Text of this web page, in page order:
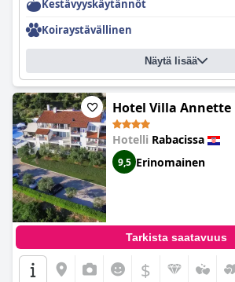
Kestävyyskäytännöt
Koiraystävällinen
Näytä lisää
Hotel Villa Annette
Hotelli Rabacissa
9,5 Erinomainen
Tarkista saatavuus
$